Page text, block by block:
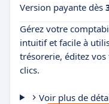
Version payante dès
Gérez votre
intuitif et facile à
trésorerie, éditez
clics.
Voir plus de